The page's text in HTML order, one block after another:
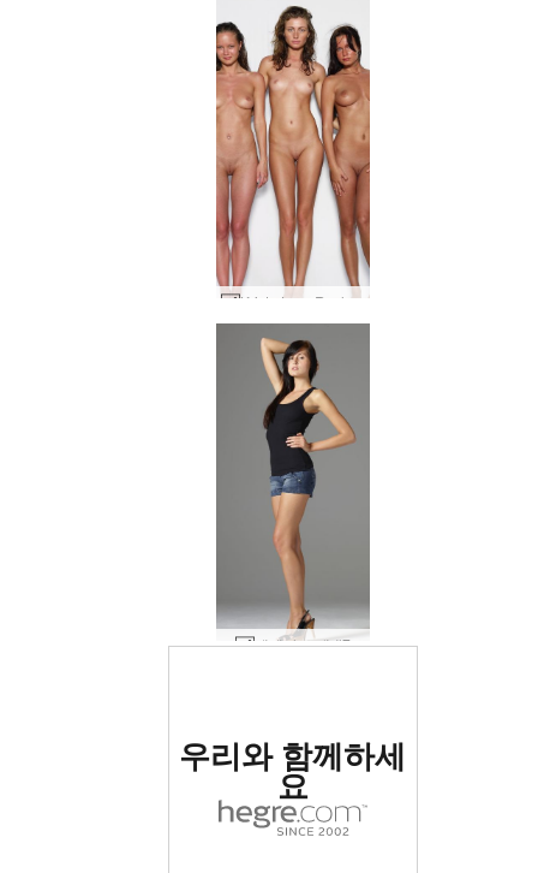
Krista Lysa Ruslana 트리오 #77
테레자 소개 #7
로 평가됨
우리와 함께하세
요